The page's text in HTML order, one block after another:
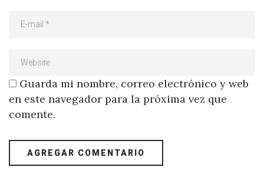
Guarda mi nombre, correo electrónico y web
en este navegador para la próxima vez que
comente.